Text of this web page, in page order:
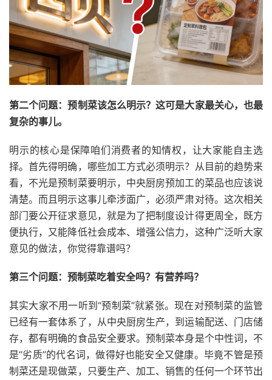
第二个问题：预制菜该怎么明示？这可是大家最关心，也最
复杂的事儿。
明示的核心是保障咱们消费者的知情权，让大家能自主选
择。首先得明确，哪些加工方式必须明示？从目前的趋势来
看，不光是预制菜要明示，中央厨房预加工的菜品也应该说
清楚。而且明示这事儿牵涉面广，必须严肃对待。这次相关
部门要公开征求意见，就是为了把制度设计得更周全，既方
便执行，又能降低社会成本、增强公信力，这种广泛听大家
意见的做法，你觉得靠谱吗？
第三个问题：预制菜吃着安全吗？有营养吗？
其实大家不用一听到“预制菜”就紧张。现在对预制菜的监管
已经有一套体系了，从中央厨房生产，到运输配送、门店储
存，都有明确的食品安全要求。预制菜本身是个中性词，不
是“劣质”的代名词，做得好也能安全又健康。毕竟不管是预
制菜还是现做菜，只要生产、加工、销售的任何一个环节出